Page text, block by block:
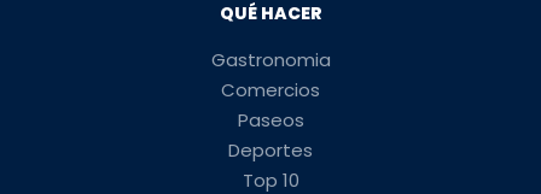
QUÉ HACER
Gastronomia
Comercios
Paseos
Deportes
Top 10